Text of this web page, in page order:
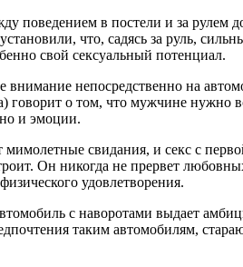
поведением в постели и за рулем
что, садясь за руль,
свой сексуальный потенциал.
внимание непосредственно на
говорит о том, что мужчине нужно
и эмоции.
свидания, и секс с
Он никогда не прервет
удовлетворения.
с наворотами выдает
таким автомобилям,